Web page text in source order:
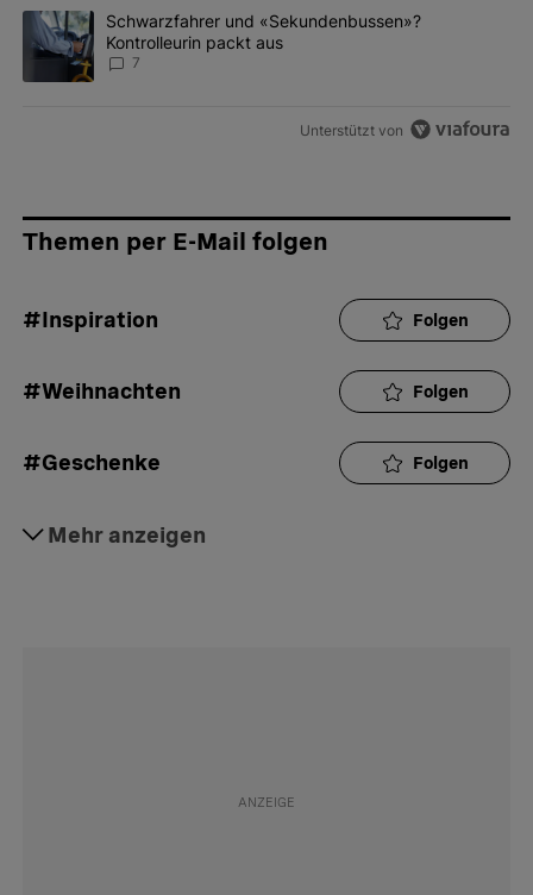
Ein Trendartikel mit dem Titel "Schwarzfahrer und
Schwarzfahrer und «Sekundenbussen»?
Kontrolleurin packt aus
7
Unterstützt von
Themen per E-Mail folgen
#Inspiration Folgen
#Weihnachten Folgen
#Geschenke Folgen
Mehr anzeigen
#Familie